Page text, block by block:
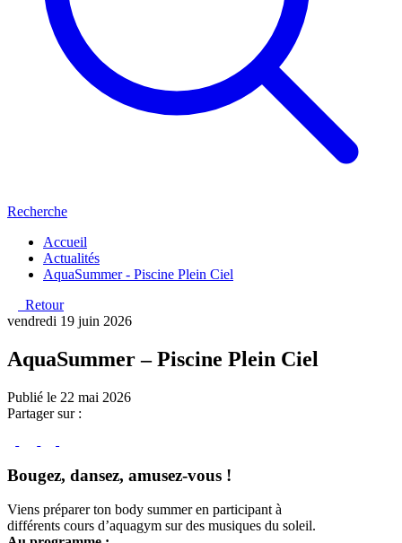
Recherche
Accueil
Actualités
AquaSummer - Piscine Plein Ciel
Retour
vendredi 19 juin 2026
AquaSummer – Piscine Plein Ciel
Publié le 22 mai 2026
Partager sur :
Bougez, dansez, amusez-vous !
Viens préparer ton body summer en participant à
différents cours d’aquagym sur des musiques du soleil.